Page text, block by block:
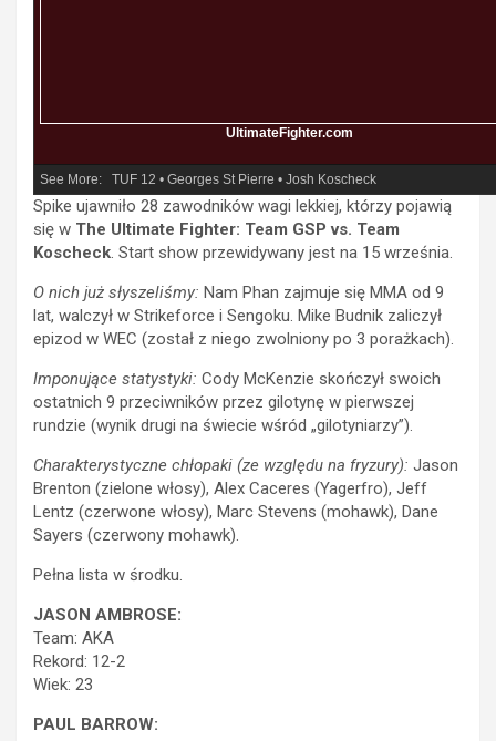
UltimateFighter.com
See More: TUF 12 • Georges St Pierre • Josh Koscheck
Spike ujawniło 28 zawodników wagi lekkiej, którzy pojawią
się w The Ultimate Fighter: Team GSP vs. Team
Koscheck. Start show przewidywany jest na 15 września.
O nich już słyszeliśmy: Nam Phan zajmuje się MMA od 9
lat, walczył w Strikeforce i Sengoku. Mike Budnik zaliczył
epizod w WEC (został z niego zwolniony po 3 porażkach).
Imponujące statystyki: Cody McKenzie skończył swoich
ostatnich 9 przeciwników przez gilotynę w pierwszej
rundzie (wynik drugi na świecie wśród „gilotyniarzy”).
Charakterystyczne chłopaki (ze względu na fryzury): Jason
Brenton (zielone włosy), Alex Caceres (Yagerfro), Jeff
Lentz (czerwone włosy), Marc Stevens (mohawk), Dane
Sayers (czerwony mohawk).
Pełna lista w środku.
JASON AMBROSE:
Team: AKA
Rekord: 12-2
Wiek: 23
PAUL BARROW: